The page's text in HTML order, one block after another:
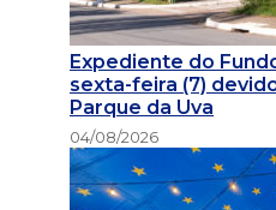
Expediente do
sexta-feira (7)
Parque da Uva
04/08/2026